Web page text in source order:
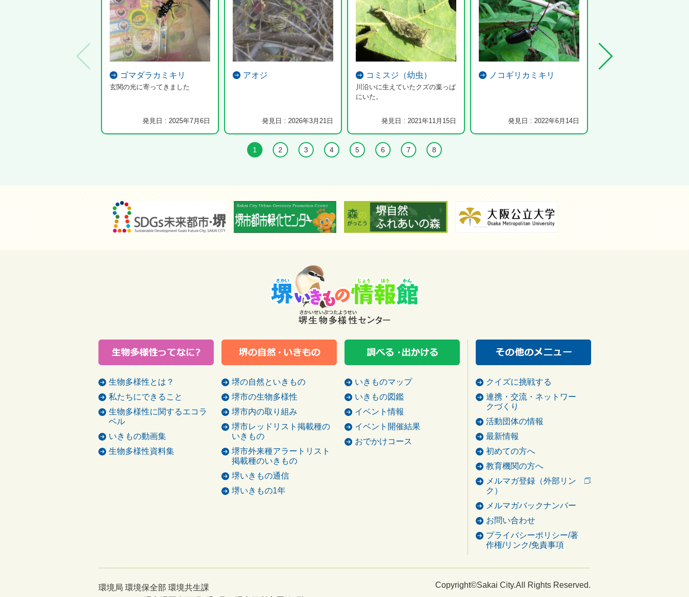
ゴマダラカミキリ
玄関の光に寄ってきました
発見日 : 2025年7月6日
アオジ
発見日 : 2026年3月21日
コミスジ（幼虫）
川沿いに生えていたクズの葉っぱ
にいた。
発見日 : 2021年11月15日
ノコギリカミキリ
発見日 : 2022年6月14日
1 2 3 4 5 6 7 8
生物多様性とは？
私たちにできること
生物多様性に関するエコラ
ベル
いきもの動画集
生物多様性資料集
堺の自然といきもの
堺市の生物多様性
堺市内の取り組み
堺市レッドリスト掲載種の
いきもの
堺市外来種アラートリスト
掲載種のいきもの
堺いきもの通信
堺いきもの1年
いきものマップ
いきもの図鑑
イベント情報
イベント開催結果
おでかけコース
クイズに挑戦する
連携・交流・ネットワー
クづくり
活動団体の情報
最新情報
初めての方へ
教育機関の方へ
メルマガ登録（外部リン
ク）
メルマガバックナンバー
お問い合わせ
プライバシーポリシー/著
作権/リンク/免責事項
環境局 環境保全部 環境共生課
Copyright©Sakai City.All Rights Reserved.